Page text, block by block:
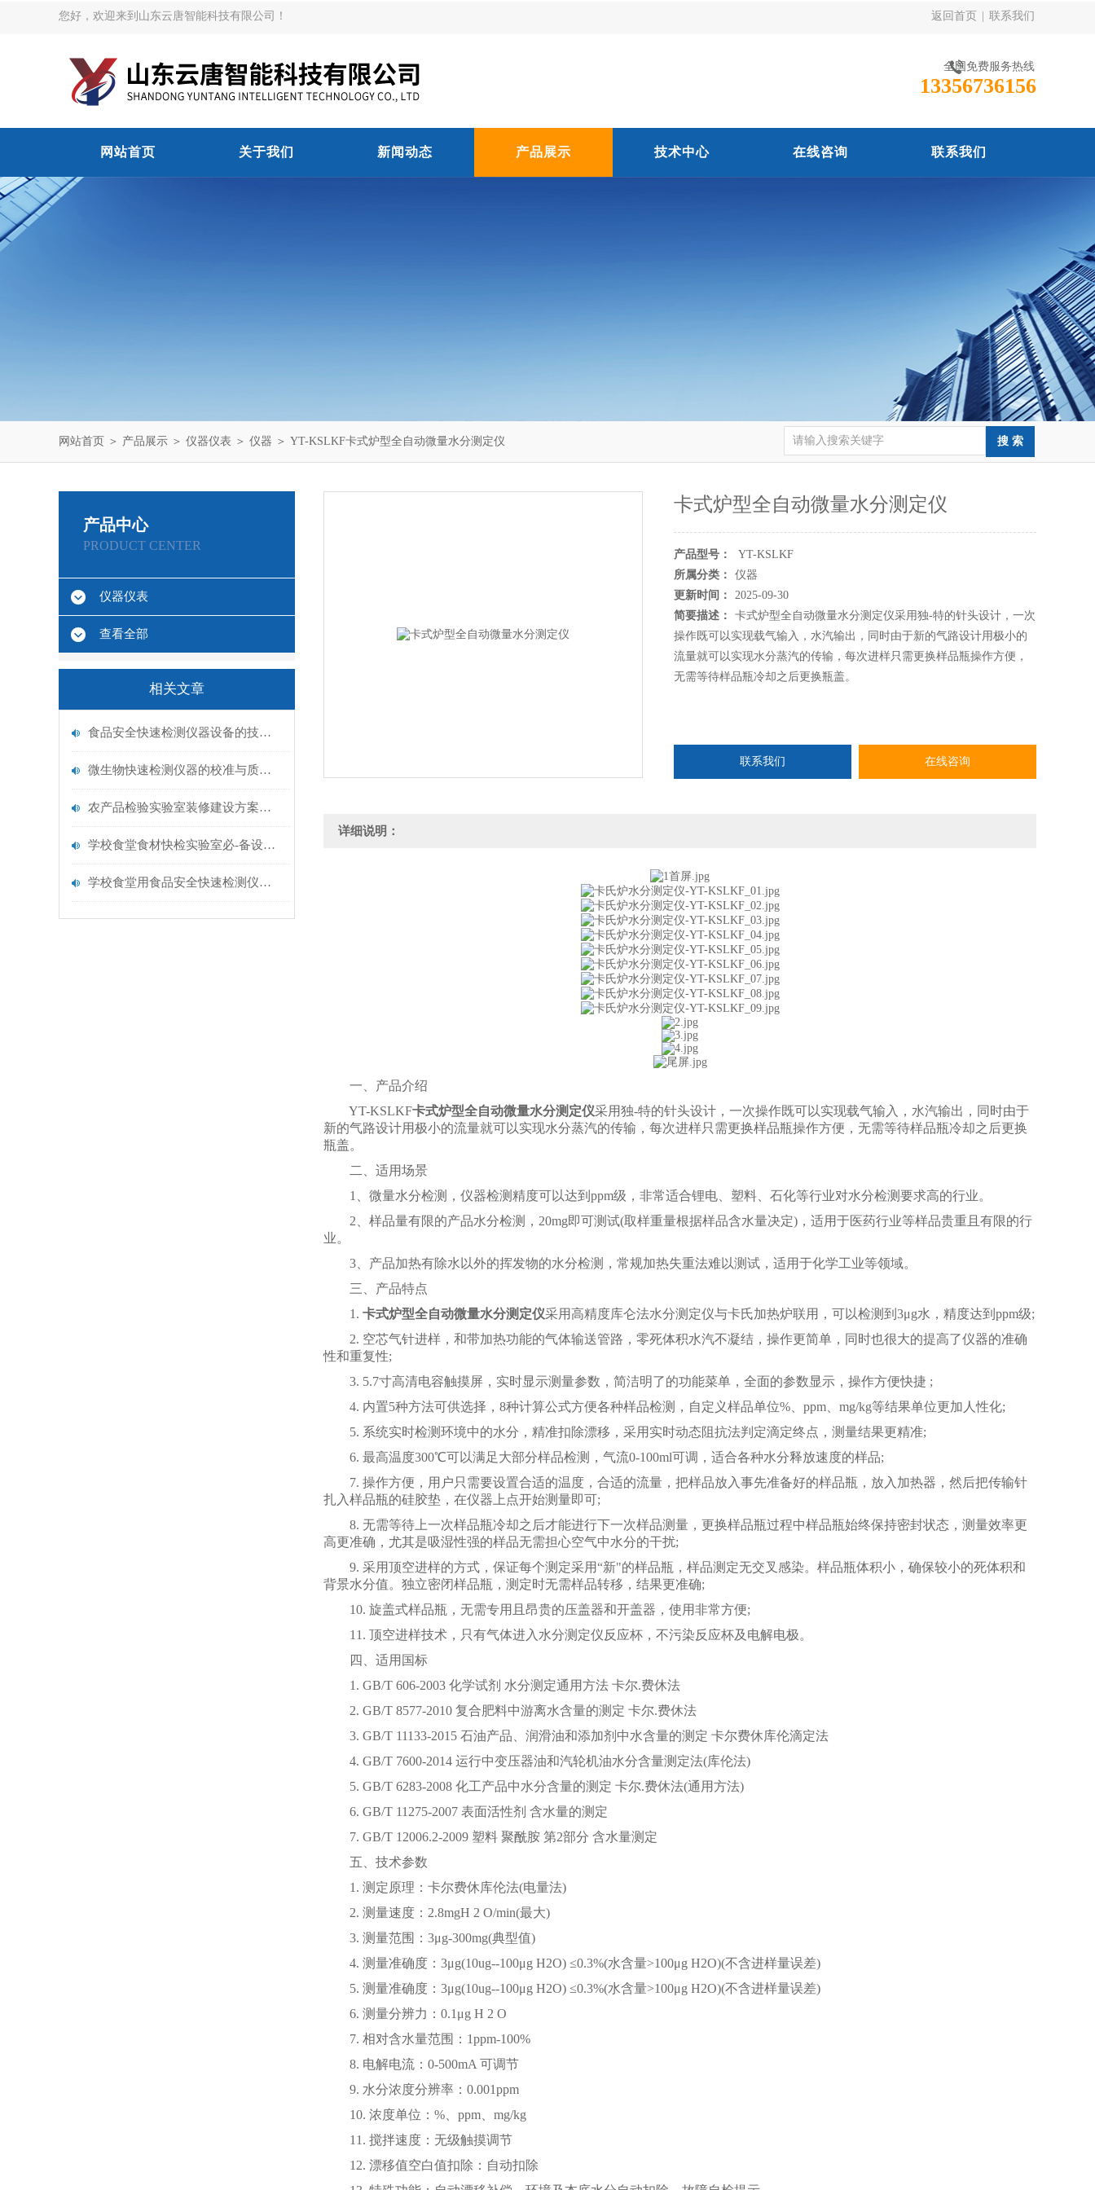
您好，欢迎来到山东云唐智能科技有限公司！ 返回首页 联系我们
全国免费服务热线
13356736156
网站首页 关于我们 新闻动态 产品展示 技术中心 在线咨询 联系我们
网站首页 ＞ 产品展示 ＞ 仪器仪表 ＞ 仪器 ＞ YT-KSLKF卡式炉型全自动微量水分测定仪
产品中心
PRODUCT CENTER
仪器仪表
查看全部
相关文章
食品安全快速检测仪器设备的技术演进与应用场景
微生物快速检测仪器的校准与质控：保证结果准确性的黄金法则
农产品检验实验室装修建设方案仪器配置清单@云唐仪器
学校食堂食材快检实验室必-备设备清单【云唐仪器推荐】
学校食堂用食品安全快速检测仪器【行业推荐】云唐食品安全检测仪
卡式炉型全自动微量水分测定仪
产品型号：
YT-KSLKF
所属分类：
仪器
更新时间：
2025-09-30
简要描述：
卡式炉型全自动微量水分测定仪采用独-特的针头设计，一次
操作既可以实现载气输入，水汽输出，同时由于新的气路设计用极小的
流量就可以实现水分蒸汽的传输，每次进样只需更换样品瓶操作方便，
无需等待样品瓶冷却之后更换瓶盖。
联系我们 在线咨询
详细说明：
一、产品介绍
YT-KSLKF卡式炉型全自动微量水分测定仪采用独-特的针头设计，一次操作既可以实现载气输入，水汽输出，同时由于
新的气路设计用极小的流量就可以实现水分蒸汽的传输，每次进样只需更换样品瓶操作方便，无需等待样品瓶冷却之后更换
瓶盖。
二、适用场景
1、微量水分检测，仪器检测精度可以达到ppm级，非常适合锂电、塑料、石化等行业对水分检测要求高的行业。
2、样品量有限的产品水分检测，20mg即可测试(取样重量根据样品含水量决定)，适用于医药行业等样品贵重且有限的行
业。
3、产品加热有除水以外的挥发物的水分检测，常规加热失重法难以测试，适用于化学工业等领域。
三、产品特点
1. 卡式炉型全自动微量水分测定仪采用高精度库仑法水分测定仪与卡氏加热炉联用，可以检测到3μg水，精度达到ppm级;
2. 空芯气针进样，和带加热功能的气体输送管路，零死体积水汽不凝结，操作更简单，同时也很大的提高了仪器的准确
性和重复性;
3. 5.7寸高清电容触摸屏，实时显示测量参数，简洁明了的功能菜单，全面的参数显示，操作方便快捷 ;
4. 内置5种方法可供选择，8种计算公式方便各种样品检测，自定义样品单位%、ppm、mg/kg等结果单位更加人性化;
5. 系统实时检测环境中的水分，精准扣除漂移，采用实时动态阻抗法判定滴定终点，测量结果更精准;
6. 最高温度300℃可以满足大部分样品检测，气流0-100ml可调，适合各种水分释放速度的样品;
7. 操作方便，用户只需要设置合适的温度，合适的流量，把样品放入事先准备好的样品瓶，放入加热器，然后把传输针
扎入样品瓶的硅胶垫，在仪器上点开始测量即可;
8. 无需等待上一次样品瓶冷却之后才能进行下一次样品测量，更换样品瓶过程中样品瓶始终保持密封状态，测量效率更
高更准确，尤其是吸湿性强的样品无需担心空气中水分的干扰;
9. 采用顶空进样的方式，保证每个测定采用“新"的样品瓶，样品测定无交叉感染。样品瓶体积小，确保较小的死体积和
背景水分值。独立密闭样品瓶，测定时无需样品转移，结果更准确;
10. 旋盖式样品瓶，无需专用且昂贵的压盖器和开盖器，使用非常方便;
11. 顶空进样技术，只有气体进入水分测定仪反应杯，不污染反应杯及电解电极。
四、适用国标
1. GB/T 606-2003 化学试剂 水分测定通用方法 卡尔.费休法
2. GB/T 8577-2010 复合肥料中游离水含量的测定 卡尔.费休法
3. GB/T 11133-2015 石油产品、润滑油和添加剂中水含量的测定 卡尔费休库伦滴定法
4. GB/T 7600-2014 运行中变压器油和汽轮机油水分含量测定法(库伦法)
5. GB/T 6283-2008 化工产品中水分含量的测定 卡尔.费休法(通用方法)
6. GB/T 11275-2007 表面活性剂 含水量的测定
7. GB/T 12006.2-2009 塑料 聚酰胺 第2部分 含水量测定
五、技术参数
1. 测定原理：卡尔费休库伦法(电量法)
2. 测量速度：2.8mgH 2 O/min(最大)
3. 测量范围：3μg-300mg(典型值)
4. 测量准确度：3μg(10ug--100μg H2O) ≤0.3%(水含量>100μg H2O)(不含进样量误差)
5. 测量准确度：3μg(10ug--100μg H2O) ≤0.3%(水含量>100μg H2O)(不含进样量误差)
6. 测量分辨力：0.1μg H 2 O
7. 相对含水量范围：1ppm-100%
8. 电解电流：0-500mA 可调节
9. 水分浓度分辨率：0.001ppm
10. 浓度单位：%、ppm、mg/kg
11. 搅拌速度：无级触摸调节
12. 漂移值空白值扣除：自动扣除